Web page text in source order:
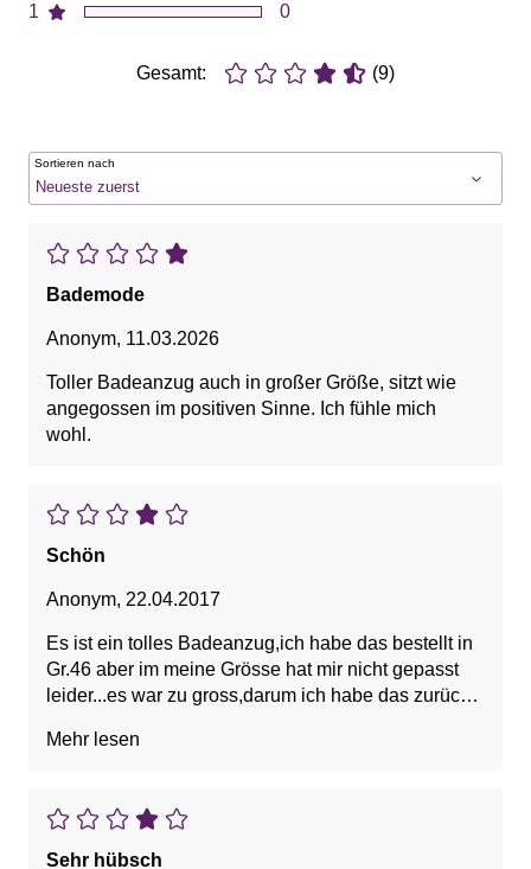
1
0
Gesamt: (9)
Sortieren nach
Bademode
Anonym, 11.03.2026
Toller Badeanzug auch in großer Größe, sitzt wie
angegossen im positiven Sinne. Ich fühle mich
wohl.
Schön
Anonym, 22.04.2017
Es ist ein tolles Badeanzug,ich habe das bestellt in
Gr.46 aber im meine Grösse hat mir nicht gepasst
leider...es war zu gross,darum ich habe das zurück
Mehr lesen
Sehr hübsch